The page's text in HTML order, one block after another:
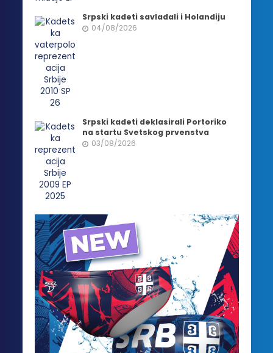
Srpski kadeti savladali i Holandiju
04/08/2026
Srpski kadeti deklasirali Portoriko
na startu Svetskog prvenstva
03/08/2026